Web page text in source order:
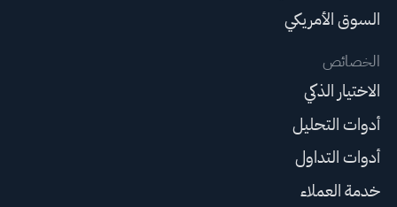
السوق الأمريكي
الخصائص
الاختيار الذكي
أدوات التحليل
أدوات التداول
خدمة العملاء